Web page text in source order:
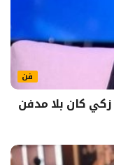
فن
كان بلا مدفن